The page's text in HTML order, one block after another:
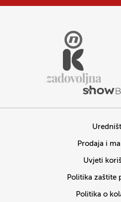
Prodaja i
Uvjeti
Politika zaštite
Politika o